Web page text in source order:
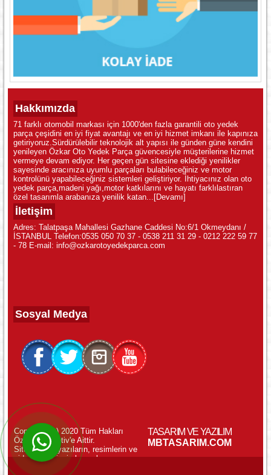
WhatsApp ile Online Destek!
Hakkımızda
71 farklı otomobil markası için 1000'den fazla garantili oto yedek
parça çeşidini en iyi fiyat avantajı ve en iyi hizmet imkanı ile kapınıza
getiriyoruz.Sürdürülebilir teknolojik alt yapısı ile günden güne kendini
yenileyen Özkar Oto Yedek Parça güvencesiyle müşterilerine hizmet
vermeye devam ediyor. Her geçen gün sitesine eklediği yenilikler
sayesinde aracınıza uyumlu parçaları bulabileceğiniz ve motor
kontrolünü yapabileceğiniz sistemleri geliştiriyor. İhtiyacınız olan oto
yedek parça,madeni yağı,motor katkılarını ve hayatı farklılastıran
özel tasarımla arabanıza yenilik katan... [Devamı]
İletişim
Adres: Talatpaşa Mahallesi Gazhane Caddesi No:6/1 Okmeydanı /
İSTANBUL Telefon:0535 050 70 37 - 0538 211 31 29 - 0212 222 59 77
- 78 E-mail: info@ozkarotoyedekparca.com
Sosyal Medya
Copyright (c) 2020 Tüm Hakları
Özkar Otomotiv'e Aittir.
Sitemizdeki yazıların, resimlerin ve
videoların izinsiz kopyalanması
yasaktır.
TASARIM VE YAZILIM
MBTASARIM.COM